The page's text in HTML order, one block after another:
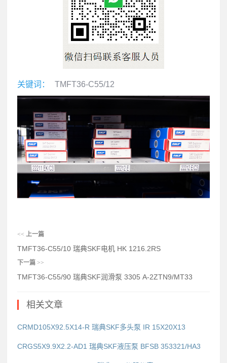
关键词： TMFT36-C55/12
<< 上一篇
TMFT36-C55/10 瑞典SKF电机 HK 1216.2RS
下一篇 >>
TMFT36-C55/90 瑞典SKF润滑泵 3305 A-2ZTN9/MT33
相关文章
CRMD105X92.5X14-R 瑞典SKF多头泵 IR 15X20X13
CRGS5X9.9X2.2-AD1 瑞典SKF液压泵 BFSB 353321/HA3